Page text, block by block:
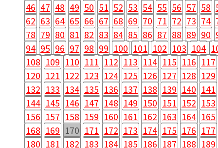
46 47 48 49 50 51 52 53 54 55 56 57 58
62 63 64 65 66 67 68 69 70 71 72 73 74
78 79 80 81 82 83 84 85 86 87 88 89 90
94 95 96 97 98 99 100 101 102 103 104
108 109 110 111 112 113 114 115 116 117
120 121 122 123 124 125 126 127 128 129
132 133 134 135 136 137 138 139 140 141
144 145 146 147 148 149 150 151 152 153
156 157 158 159 160 161 162 163 164 165
168 169 170 171 172 173 174 175 176 177
180 181 182 183 184 185 186 187 188 189